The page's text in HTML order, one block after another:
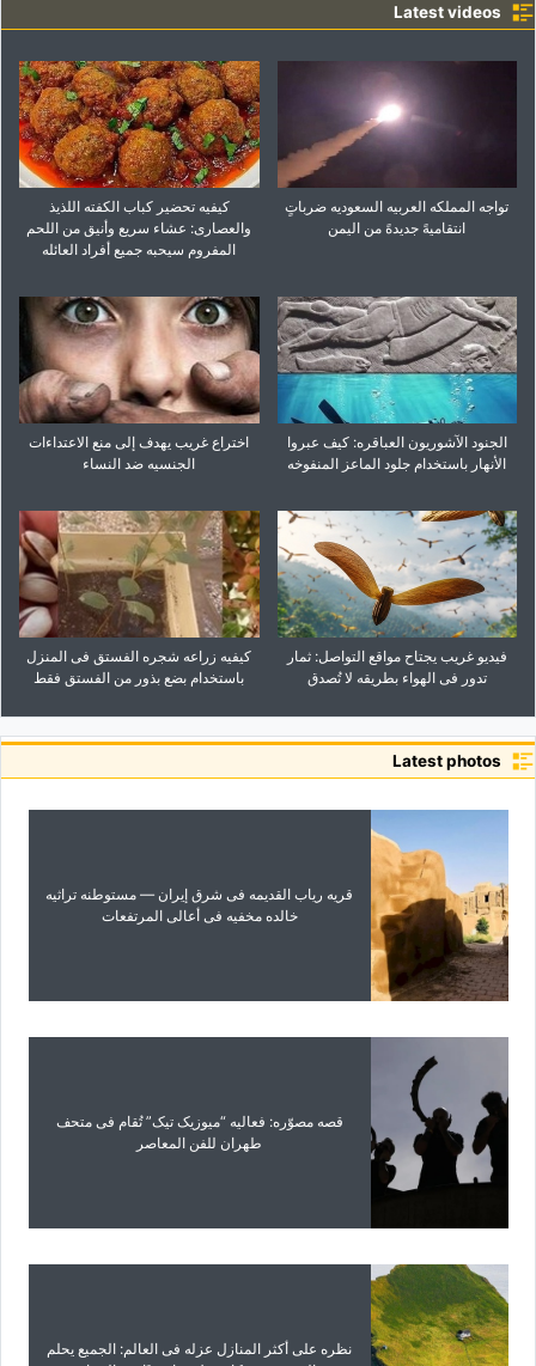
Latest videos
تواجه المملکه العربیه السعودیه ضرباتٍ
انتقامیهً جدیدهً من الیمن
کیفیه تحضیر کباب الکفته اللذیذ
والعصاری: عشاء سریع وأنیق من اللحم
المفروم سیحبه جمیع أفراد العائله
الجنود الآشوریون العباقره: کیف عبروا
الأنهار باستخدام جلود الماعز المنفوخه
اختراع غریب یهدف إلى منع الاعتداءات
الجنسیه ضد النساء
فیدیو غریب یجتاح مواقع التواصل: ثمار
تدور فی الهواء بطریقه لا تُصدق
کیفیه زراعه شجره الفستق فی المنزل
باستخدام بضع بذور من الفستق فقط
Latest photos
قریه ریاب القدیمه فی شرق إیران — مستوطنه تراثیه
خالده مخفیه فی أعالی المرتفعات
قصه مصوّره: فعالیه “میوزیک تیک” تُقام فی متحف
طهران للفن المعاصر
نظره على أکثر المنازل عزله فی العالم: الجمیع یحلم